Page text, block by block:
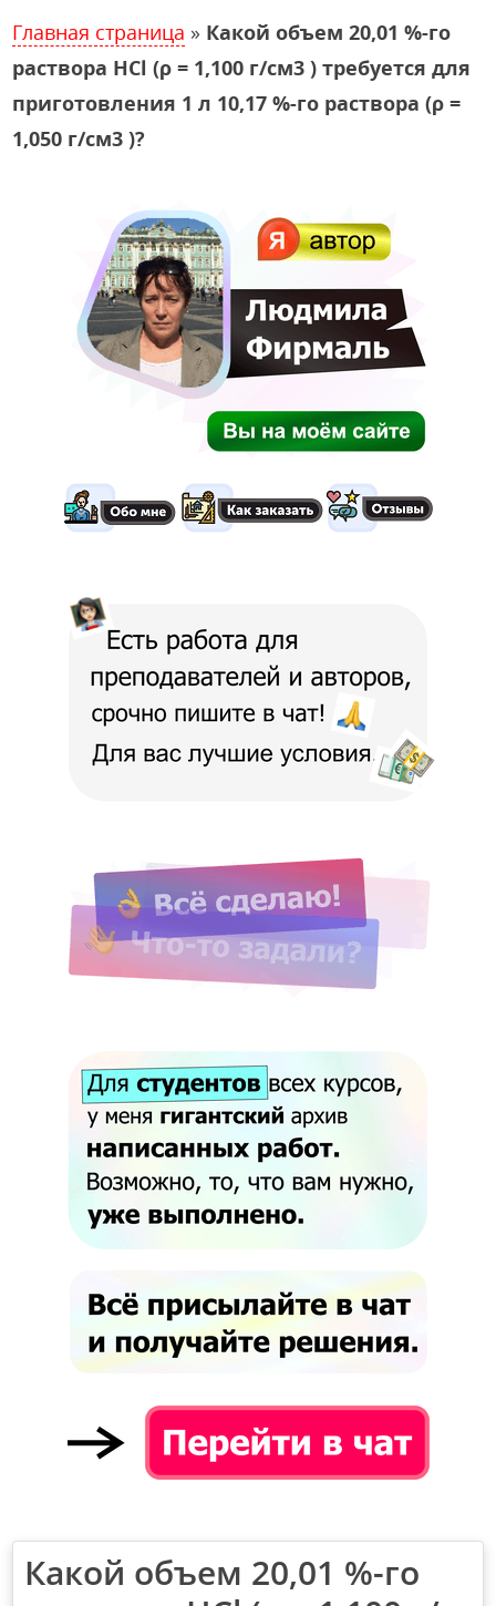
Главная страница » Какой объем 20,01 %-го
раствора HCl (ρ = 1,100 г/см3 ) требуется для
приготовления 1 л 10,17 %-го раствора (ρ =
1,050 г/см3 )?
Какой объем 20,01 %-го